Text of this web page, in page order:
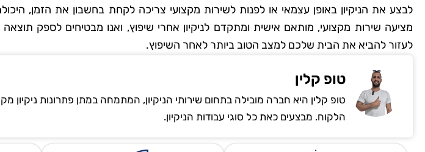
לבצע את הניקיון באופן עצמאי או לפנות לשירות מקצועי צריכה לקחת בחשבון את הזמן,
מציעה שירות מקצועי, מותאם אישית ומתקדם לניקיון אחרי שיפוץ, ואנו מבטיחים לספק תוצאה
לעזור להביא את הבית שלכם למצב הטוב ביותר לאחר השיפוץ.
טופ קלין
טופ קלין היא חברה מובילה בתחום שירותי הניקיון, המתמחה במתן פתרונות ניקיון
הלקוח. מבצעים כאת כל סוגי עבודות הניקיון.